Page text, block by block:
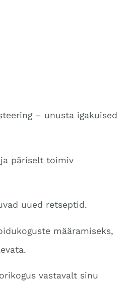
– unusta igakuised
päriselt toimiv
uued retseptid.
määramiseks,
vastavalt sinu